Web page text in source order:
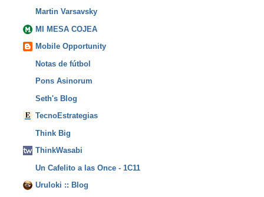
Martin Varsavsky
MI MESA COJEA
Mobile Opportunity
Notas de fútbol
Pons Asinorum
Seth's Blog
TecnoEstrategias
Think Big
ThinkWasabi
Un Cafelito a las Once - 1C11
Uruloki :: Blog